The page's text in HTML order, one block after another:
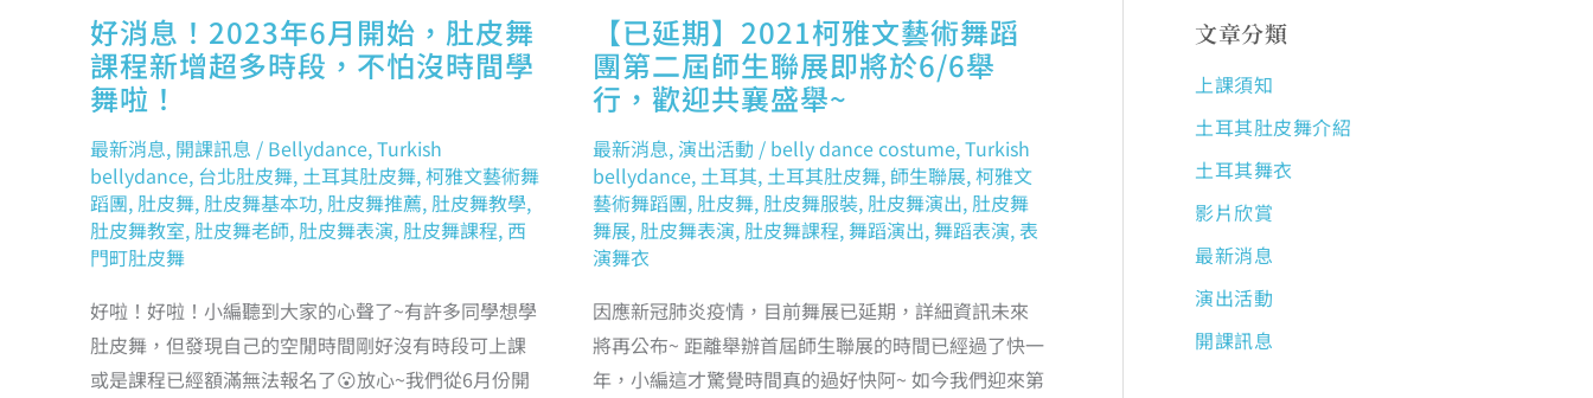
好消息！2023年6月開始，肚皮舞
課程新增超多時段，不怕沒時間學
舞啦！
最新消息, 開課訊息 / Bellydance,Turkish
bellydance, 台北肚皮舞, 土耳其肚皮舞,柯雅文藝術舞
蹈團, 肚皮舞, 肚皮舞基本功, 肚皮舞推薦, 肚皮舞教學,
肚皮舞教室, 肚皮舞老師, 肚皮舞表演, 肚皮舞課程, 西
門町肚皮舞
好啦！好啦！小編聽到大家的心聲了~有許多同學想學
肚皮舞，但發現自己的空閒時間剛好沒有時段可上課
或是課程已經額滿無法報名了😮放心~我們從6月份開
時
間
學
舞
啦！
【已延期】2021柯雅文藝術舞蹈
團第二屆師生聯展即將於6/6舉
行，歡迎共襄盛舉~
最新消息, 演出活動 / belly dance costume,Turkish
bellydance, 土耳其, 土耳其肚皮舞, 師生聯展,柯雅文
藝術舞蹈團, 肚皮舞, 肚皮舞服裝, 肚皮舞演出, 肚皮舞
舞展, 肚皮舞表演, 肚皮舞課程,舞蹈演出,舞蹈表演, 表
演舞衣
因應新冠肺炎疫情，目前舞展已延期，詳細資訊未來
將再公布~ 距離舉辦首屆師生聯展的時間已經過了快一
年，小編這才驚覺時間真的過好快阿~ 如今我們迎來第
舉
行，
歡
迎
共
盛
文章分類
上課須知
土耳其肚皮舞介紹
土耳其舞衣
影片欣賞
最新消息
演出活動
開課訊息